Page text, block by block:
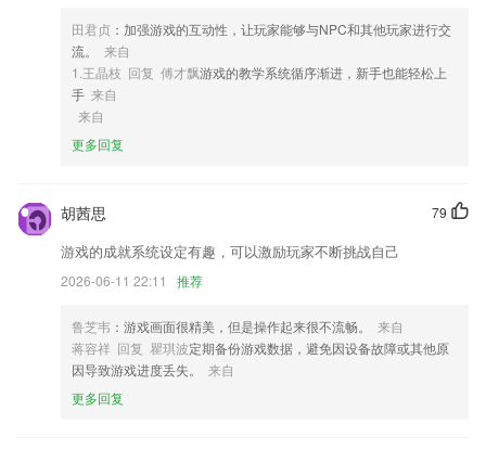
6,语文:练习册、客观题都支持批改
环球ug死网软件优势
1.BBC英语，英语新闻，日常口语等免费海量在线精品外语学习课程，随
搜题更有针对性。
3.我们一起爱学习，当老师，做个教师派。
4.不论你是初中、高中还是大学生都可以通过它提高自己的学习成绩；
5.·针对某些题型，做针对性的练习
6.网上缴费
环球ug死网更新了什么?
消息列表新增全部标记已读功能；
田君贞 ：加强游戏的互动性，让玩家能够与NPC和其他玩家进行交
流。
来自
1.王晶枝 回复 傅才飘游戏的教学系统循序渐进，新手也能轻松上
手 来自
来自
更多回复
79
胡茜思
游戏的成就系统设定有趣，可以激励玩家不断挑战自己
2026-06-11 22:11 推荐
鲁芝韦 ：游戏画面很精美，但是操作起来很不流畅。
来自
蒋容祥 回复 瞿琪波定期备份游戏数据，避免因设备故障或其他原
因导致游戏进度丢失。
来自
更多回复